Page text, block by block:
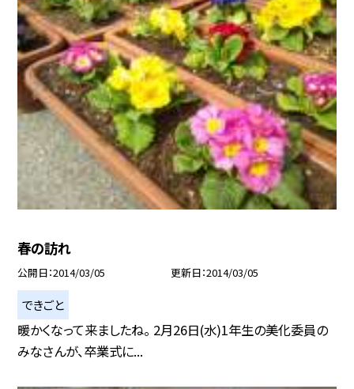
春の訪れ
公開日 2014/03/05 更新日 2014/03/05
できごと
暖かくなって来ましたね。 2月26日(水)1年生の美化委員の
みなさんが、卒業式に...